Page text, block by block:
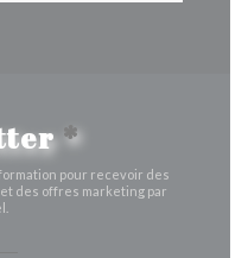
*
pour recevoir des
des offres marketing par